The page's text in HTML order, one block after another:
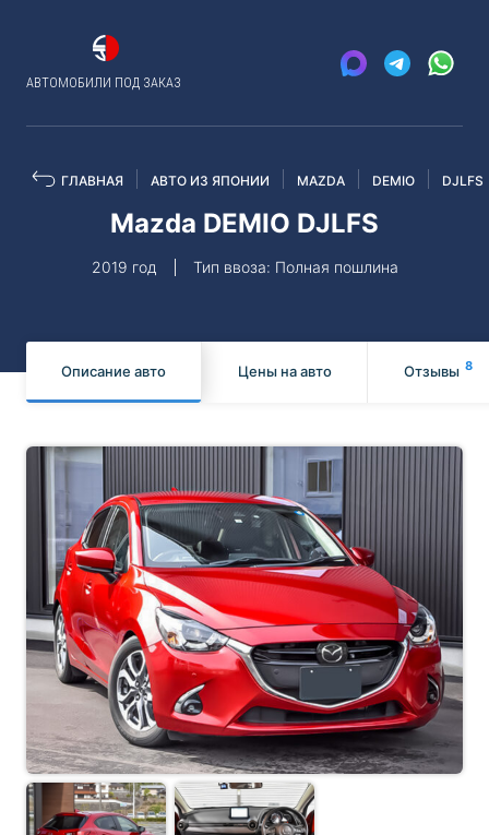
АВТОМОБИЛИ ПОД ЗАКАЗ
ГЛАВНАЯ АВТО ИЗ ЯПОНИИ MAZDA DEMIO DJLFS
Mazda DEMIO DJLFS
2019 год Тип ввоза: Полная пошлина
Описание авто Цены на авто Отзывы 8